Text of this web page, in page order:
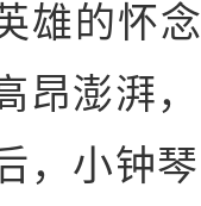
雄的怀
昂澎湃
，小钟